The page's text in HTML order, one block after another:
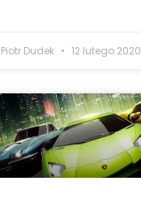
Piotr Dudek 12 lutego 2020